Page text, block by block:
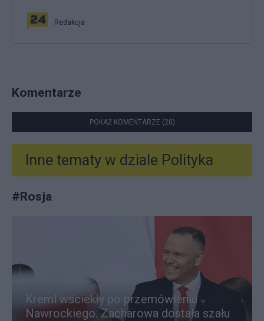
Redakcja
Komentarze
POKAŻ KOMENTARZE (20)
Inne tematy w dziale Polityka
#Rosja
Kreml wściekły po przemówieniu
Nawrockiego. Zacharowa dostała szału